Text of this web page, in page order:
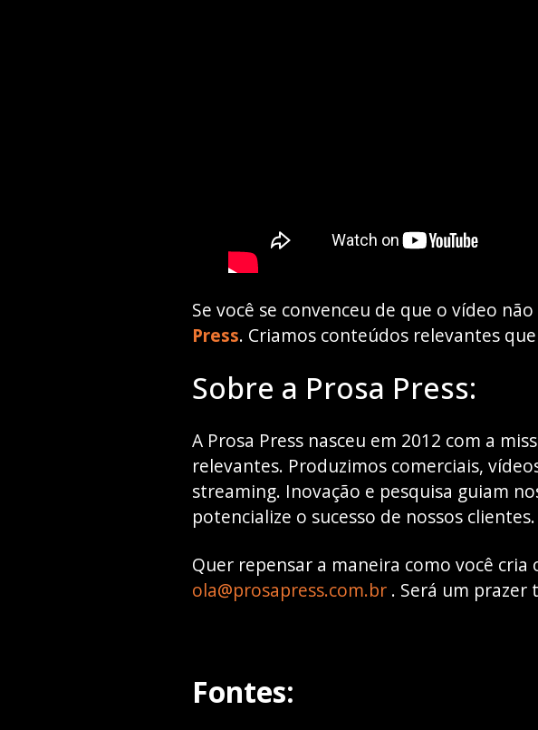
Se você se convenceu de que o vídeo
Press. Criamos conteúdos relevantes
Sobre a Prosa Press:
A Prosa Press nasceu em 2012 com a
relevantes. Produzimos comerciais,
streaming. Inovação e pesquisa guiam
potencialize o sucesso de nossos clientes.
Quer repensar a maneira como você
ola@prosapress.com.br . Será um prazer
Fontes: